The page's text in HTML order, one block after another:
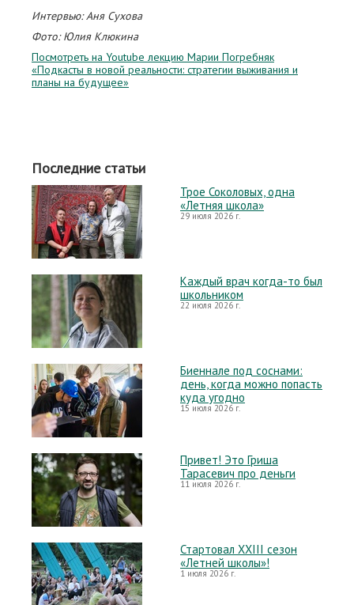
Интервью: Аня Сухова
Фото: Юлия Клюкина
Посмотреть на Youtube лекцию Марии Погребняк
«Подкасты в новой реальности: стратегии выживания и
планы на будущее»
Последние статьи
Трое Соколовых, одна
«Летняя школа»
29 июля 2026 г.
Каждый врач когда-то был
школьником
22 июля 2026 г.
Биеннале под соснами:
день, когда можно попасть
куда угодно
15 июля 2026 г.
Привет! Это Гриша
Тарасевич про деньги
11 июля 2026 г.
Стартовал XXIII сезон
«Летней школы»!
1 июля 2026 г.